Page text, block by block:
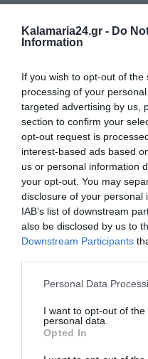
Kalamaria24.gr - Do
Information
If you wish to opt-out of
processing of your
targeted advertising by us,
section to confirm your
opt-out request is
interest-based ads based
us or personal information
your opt-out. You may
disclosure of your personal
IAB’s list of downstream
also be disclosed by us to
Downstream Participants
Personal Data
I want to opt-out of
personal data.
Opted In
Tags: ΔΙΑΚΟΠΕΣ ΕΠΙΔΟΜΑΤΑ
ΔΗΜΟΣΊΕΥΣΗ ΣΧΟΛΊΟΥ